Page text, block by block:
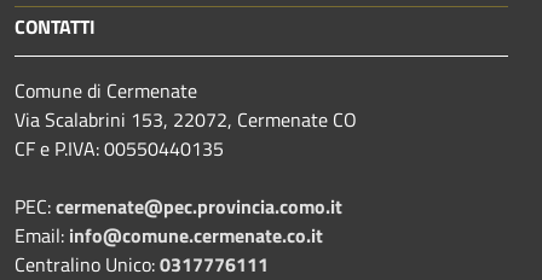
CONTATTI
Comune di Cermenate
Via Scalabrini 153, 22072, Cermenate CO
CF e P.IVA: 00550440135
PEC:cermenate@pec.provincia.como.it
Email: info@comune.cermenate.co.it
Centralino Unico:0317776111